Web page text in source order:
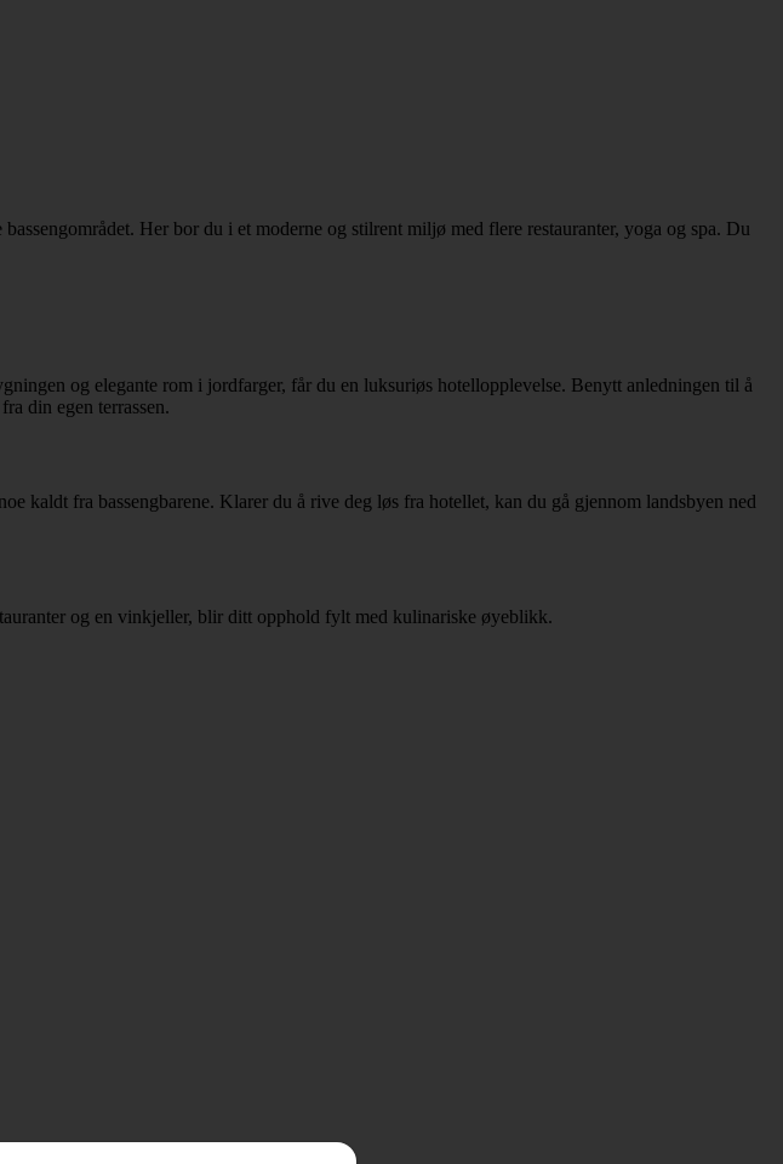
Her bor du i et moderne og stilrent miljø med flere restauranter, yoga og spa. Du
og elegante rom i jordfarger, får du en luksuriøs hotellopplevelse. Benytt anledningen til å
din egen terrassen.
kaldt fra bassengbarene. Klarer du å rive deg løs fra hotellet, kan du gå gjennom landsbyen ned
og en vinkjeller, blir ditt opphold fylt med kulinariske øyeblikk.